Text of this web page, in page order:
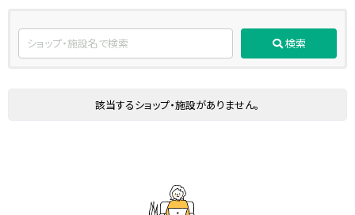
検索
該当するショップ・施設がありません。